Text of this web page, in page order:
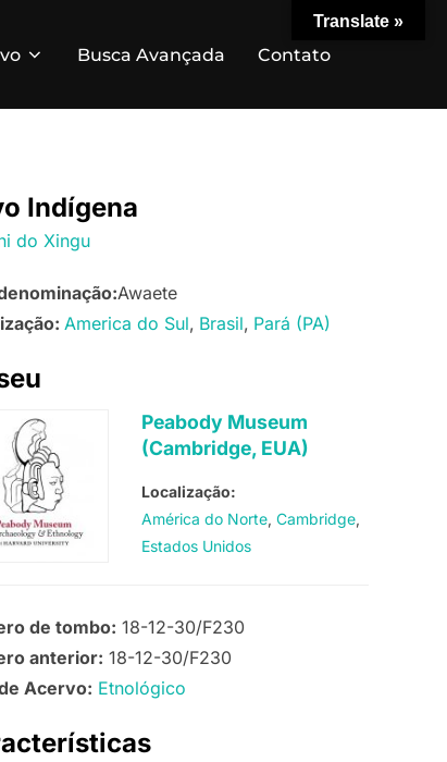
Busca Avançada Contato
Indígena
do Xingu
Awaete
America do Sul Brasil Pará (PA)
Peabody Museum
(Cambridge, EUA)
Localização:
América do Norte Cambridge
Estados Unidos
de tombo: 18-12-30/F230
anterior: 18-12-30/F230
Acervo: Etnológico
Translate »